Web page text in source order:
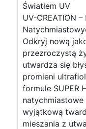
Światłem UV
UV-CREATION
Odkryj nową
przezroczystą
utwardza się
promieni
formule SUPER
wyjątkową
mieszania z